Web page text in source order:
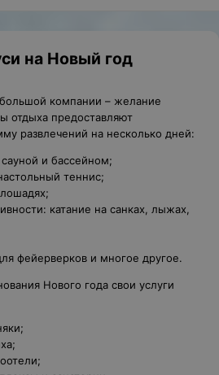
на Новый год
компании – желание
отдыха предоставляют
развлечений на несколько дней:
и бассейном;
теннис;
катание на санках, лыжах,
фейерверков и многое другое.
Нового года свои услуги